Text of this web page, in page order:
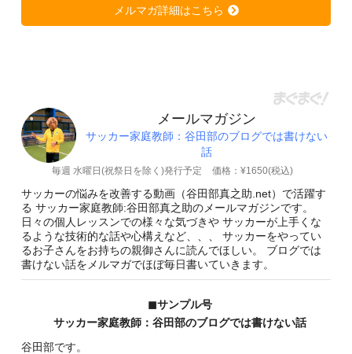
メルマガ詳細はこちら
メールマガジン
サッカー家庭教師：谷田部のブログでは書けない
話
毎週 水曜日(祝祭日を除く)発行予定 価格：¥1650(税込)
サッカーの悩みを改善する動画（谷田部真之助.net）で活躍す
る サッカー家庭教師:谷田部真之助のメールマガジンです。
日々の個人レッスンでの様々な気づきや サッカーが上手くな
るような技術的な話や心構えなど、、、 サッカーをやってい
るお子さんをお持ちの親御さんに読んでほしい。 ブログでは
書けない話をメルマガでほぼ毎日書いていきます。
◼︎サンプル号
サッカー家庭教師：谷田部のブログでは書けない話
谷田部です。